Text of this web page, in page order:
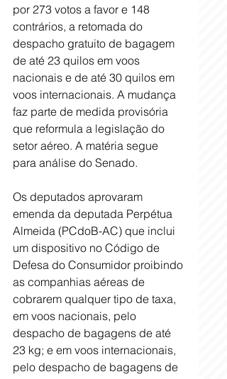
por 273 votos a favor e 148
contrários, a retomada do
despacho gratuito de bagagem
de até 23 quilos em voos
nacionais e de até 30 quilos em
voos internacionais. A mudança
faz parte de medida provisória
que reformula a legislação do
setor aéreo. A matéria segue
para análise do Senado.
Os deputados aprovaram
emenda da deputada Perpétua
Almeida (PCdoB-AC) que inclui
um dispositivo no Código de
Defesa do Consumidor proibindo
as companhias aéreas de
cobrarem qualquer tipo de taxa,
em voos nacionais, pelo
despacho de bagagens de até
23 kg; e em voos internacionais,
pelo despacho de bagagens de